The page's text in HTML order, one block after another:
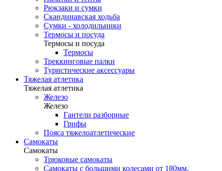
Рюкзаки и сумки
Скандинавская ходьба
Сумки - холодильники
Термосы и посуда
Термосы и посуда
Термосы
Треккинговые палки
Туристические аксессуары
Тяжелая атлетика
Тяжелая атлетика
Железо
Железо
Гантели разборные
Грифы
Пояса тяжелоатлетические
Самокаты
Самокаты
Трюковые самокаты
Самокаты с большими колесами от 180мм.